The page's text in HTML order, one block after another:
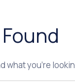
what you’re